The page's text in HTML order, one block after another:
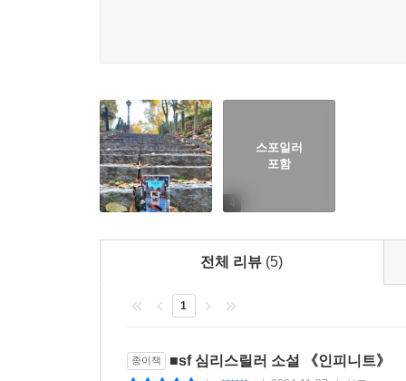
사실 딜런은 작중의 반항적인 묘사와 달리 ‘삶
찾아오거나, 일을 시작하게 되었을 때도 그저 순
내는 다면적인 인물이기도 하다. 표현에 서툰 그
캐릭터를 통해 작가는 오히려 그의 삶은 그의 선
그들 개인의 몫이라는 걸 계속해서 상기하게 만든
끊임없이 변하고 재구성될 수 있음을 보여준다
뛰어들기 시작한다. 그러고는 생각한다. 저 딜런
수 없고, 불행의 씨앗도, 행복할 자격도 모두 스스
결국 이 소설은 우리 삶이 회복의 여지조차 없을
선택도 긴 인생 앞에서 늘 유의미하다는 걸 이해
스포일러
포함
4
전체 리뷰 (5)
1
종이책 ■sf 심리스릴러 소설 《인피니트》